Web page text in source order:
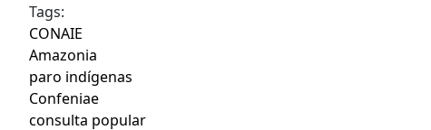
Tags:
CONAIE
Amazonia
paro indígenas
Confeniae
consulta popular